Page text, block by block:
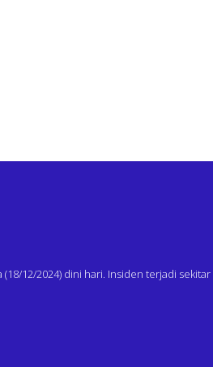
12/2024) dini hari. Insiden terjadi sekitar